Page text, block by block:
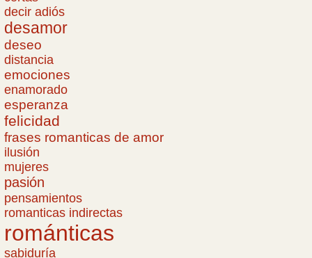
decir adiós
desamor
deseo
distancia
emociones
enamorado
esperanza
felicidad
frases romanticas de amor
ilusión
mujeres
pasión
pensamientos
romanticas indirectas
románticas
sabiduría